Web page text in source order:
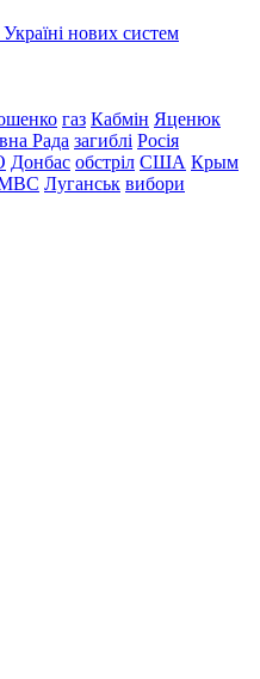
нових систем
газ Кабмін Яценюк
Рада загиблі Росія
Донбас обстріл США Крым
Луганськ вибори